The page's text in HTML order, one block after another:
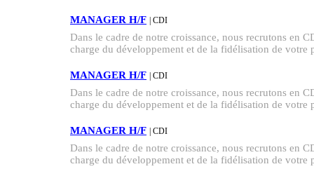
MANAGER H/F | CDI
Dans le cadre de notre croissance, nous recrutons
charge du développement et de la fidélisation de votre
MANAGER H/F | CDI
Dans le cadre de notre croissance, nous recrutons
charge du développement et de la fidélisation de votre
MANAGER H/F | CDI
Dans le cadre de notre croissance, nous recrutons
charge du développement et de la fidélisation de votre